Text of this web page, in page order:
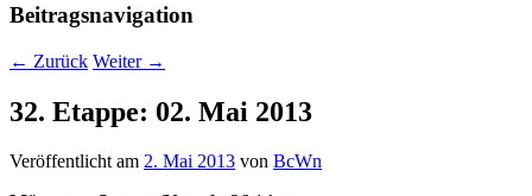
Beitragsnavigation
← Zurück Weiter →
32. Etappe: 02. Mai 2013
Veröffentlicht am 2. Mai 2013 von BcWn